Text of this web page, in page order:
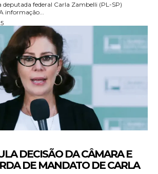
deputada federal Carla Zambelli (PL-SP)
informação...
DECISÃO DA CÂMARA E
DE MANDATO DE CARLA